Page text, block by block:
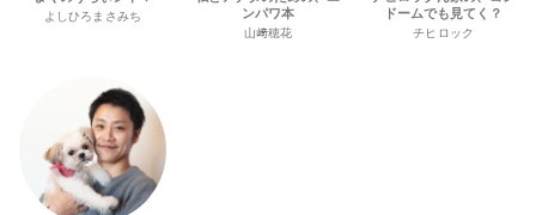
よしひろまさみち
ンパワ本
山﨑穂花
ドームでも見てく？
チヒロック